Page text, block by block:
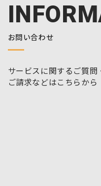
お問い合わせ
サービスに関するご質問
ご請求などはこちらから